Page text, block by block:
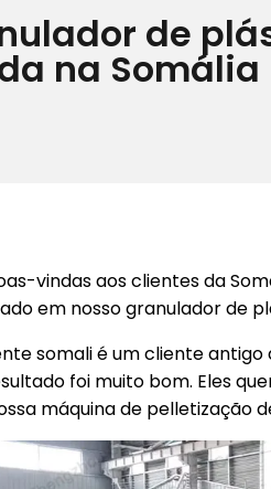
de
na Somália
vindas aos clientes da
em nosso granulador de
somali é um cliente
foi muito bom. Eles
máquina de pelletização